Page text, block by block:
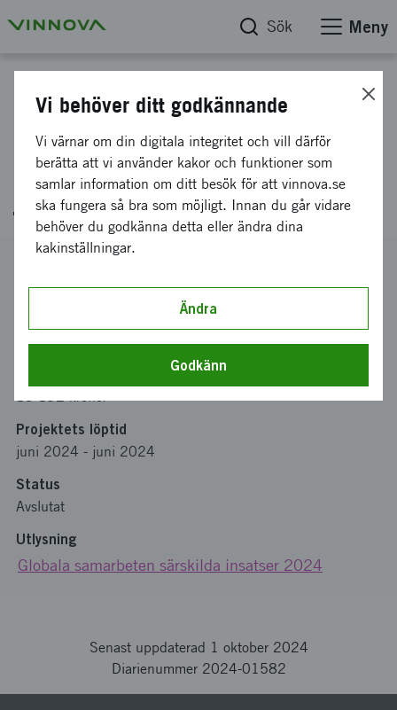
Sök Meny
Resebidrag, Global Innovation
Summit (2024), Istanbul 13-14
juni
2024-01582
RISE Research Institutes of Sweden AB
13 192 kronor
Projektets löptid
juni 2024 - juni 2024
Status
Avslutat
Utlysning
Globala samarbeten särskilda insatser 2024
Senast uppdaterad 1 oktober 2024
Diarienummer 2024-01582
Vi behöver ditt godkännande
Vi värnar om din digitala integritet och vill därför
berätta att vi använder kakor och funktioner som
samlar information om ditt besök för att vinnova.se
ska fungera så bra som möjligt. Innan du går vidare
behöver du godkänna detta eller ändra dina
kakinställningar.
Ändra
Godkänn